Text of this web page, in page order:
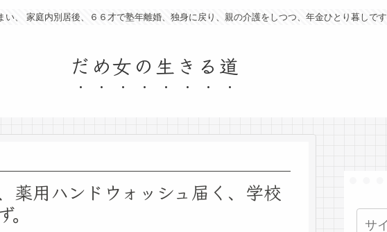
い、 家庭内別居後、６６才で塾年離婚、独身に戻り、親の介護をしつつ、年金ひとり暮しです
だめ女の生きる道
薬用ハンドウォッシュ届く、学校